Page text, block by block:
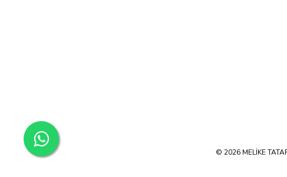
© 2026 MELİKE